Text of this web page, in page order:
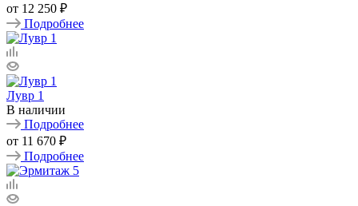
от 12 250 ₽
Подробнее
Лувр 1
В наличии
Подробнее
от 11 670 ₽
Подробнее